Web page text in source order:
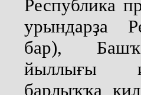
Республика
урындарҙа
бар),
йыллығы
барлыҡҡа